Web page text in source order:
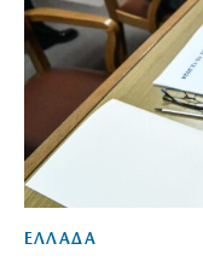
ΕΛΛΑΔΑ